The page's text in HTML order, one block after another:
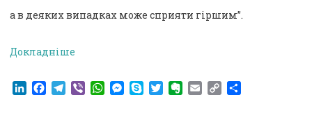
а в деяких випадках може сприяти гіршим”.
Докладніше
LinkedIn
Facebook
Telegram
ViberWhatsApp
Messenger
SkypeTwitterEvernote
EmailCopy